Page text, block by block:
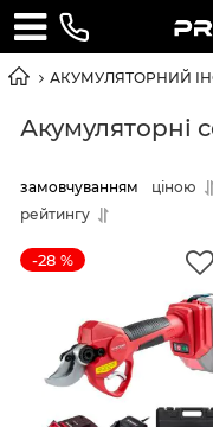
АКУМУЛЯТОРНИЙ
Акумуляторні
замовчуванням ціною
рейтингу
-28 %